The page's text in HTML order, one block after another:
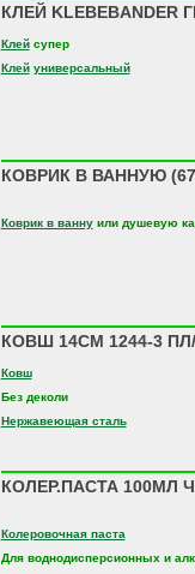
КЛЕЙ KLEBEBANDER
Клейсупер
Клей универсальный
КОВРИК В ВАННУЮ
Коврик в ваннуили душевую
КОВШ 14СМ 1244-3
Ковш
Без деколи
Нержавеющая сталь
КОЛЕР.ПАСТА 100МЛ
Колеровочная паста
Для воднодисперсионных и